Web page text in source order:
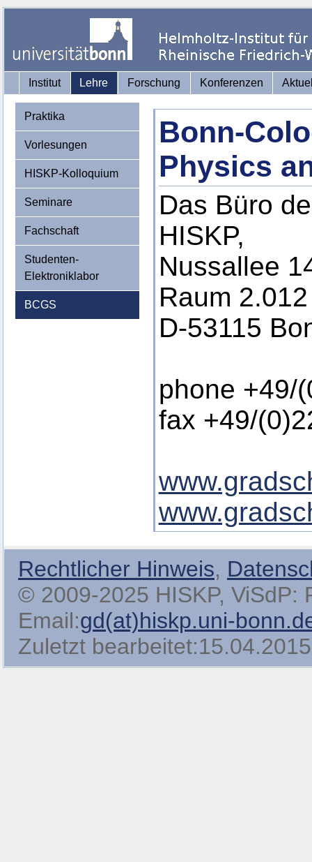
Institut Lehre Forschung Konferenzen
Praktika
Vorlesungen
HISKP-Kolloquium
Seminare
Fachschaft
Studenten-
Elektroniklabor
BCGS
Bonn-
Physics
Das Büro
HISKP,
Nussallee
Raum 2.012
D-53115
phone +49/
fax +49/
Rechtlicher Hinweis,
© 2009-2025 HISKP, ViSdP:
Email:gd(at)hiskp.uni-
Zuletzt